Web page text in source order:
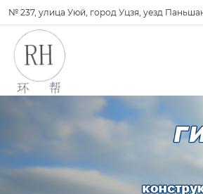
№ 237, улица Уюй, город Уцзя, уезд